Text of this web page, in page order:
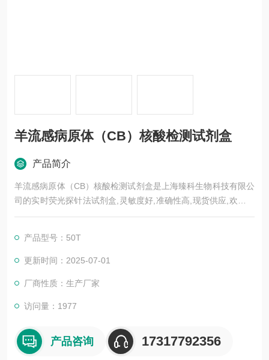
羊流感病原体（CB）核酸检测试剂盒
产品简介
羊流感病原体（CB）核酸检测试剂盒是上海臻科生物科技有限公
司的实时荧光探针法试剂盒,灵敏度好,准确性高,现货供应,欢迎广
大新老客户前来选购。
产品型号：50T
更新时间：2025-07-01
厂商性质：生产厂家
访问量：1977
产品咨询 17317792356